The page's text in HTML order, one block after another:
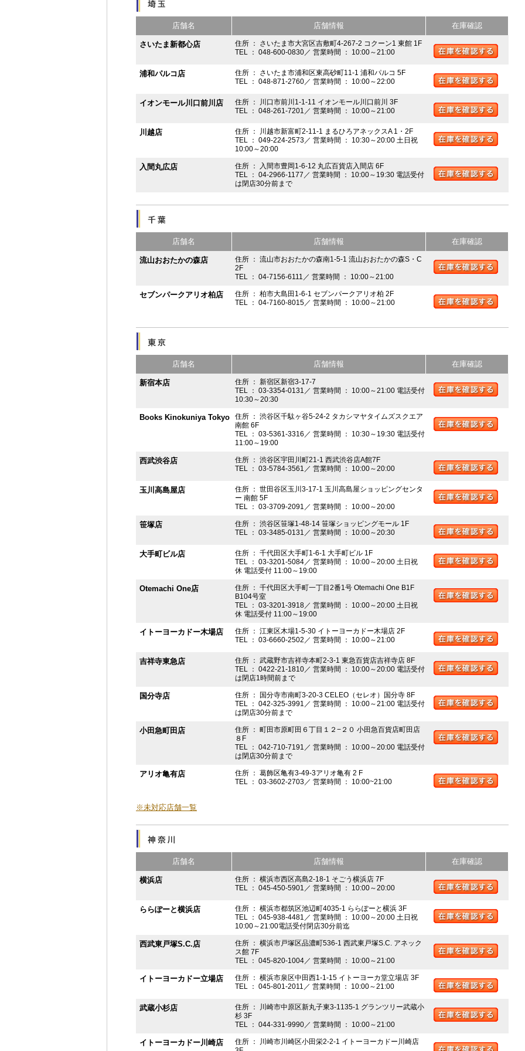
店舗名 店舗情報 在庫確認
さいたま新都心店
住所 ： さいたま市大宮区吉敷町4-267-2 コクーン1 東館 1F
TEL ： 048-600-0830／ 営業時間 ： 10:00～21:00
浦和パルコ店
住所 ： さいたま市浦和区東高砂町11-1 浦和パルコ 5F
TEL ： 048-871-2760／ 営業時間 ： 10:00～22:00
イオンモール川口前川店
住所 ： 川口市前川1-1-11 イオンモール川口前川 3F
TEL ： 048-261-7201／ 営業時間 ： 10:00～21:00
川越店
住所 ： 川越市新富町2-11-1 まるひろアネックスA 1・2F
TEL ： 049-224-2573／ 営業時間 ： 10:30～20:00 土日祝
10:00～20:00
入間丸広店
住所 ： 入間市豊岡1-6-12 丸広百貨店入間店 6F
TEL ： 04-2966-1177／ 営業時間 ： 10:00～19:30 電話受付
は閉店30分前まで
店舗名 店舗情報 在庫確認
流山おおたかの森店
住所 ： 流山市おおたかの森南1-5-1 流山おおたかの森S・C
2F
TEL ： 04-7156-6111／ 営業時間 ： 10:00～21:00
セブンパークアリオ柏店
住所 ： 柏市大島田1-6-1 セブンパークアリオ柏 2F
TEL ： 04-7160-8015／ 営業時間 ： 10:00～21:00
店舗名 店舗情報 在庫確認
新宿本店
住所 ： 新宿区新宿3-17-7
TEL ： 03-3354-0131／ 営業時間 ： 10:00～21:00 電話受付
10:30～20:30
Books Kinokuniya Tokyo
住所 ： 渋谷区千駄ヶ谷5-24-2 タカシマヤタイムズスクエア
南館 6F
TEL ： 03-5361-3316／ 営業時間 ： 10:30～19:30 電話受付
11:00～19:00
西武渋谷店
住所 ： 渋谷区宇田川町21-1 西武渋谷店A館7F
TEL ： 03-5784-3561／ 営業時間 ： 10:00～20:00
玉川高島屋店
住所 ： 世田谷区玉川3-17-1 玉川高島屋ショッピングセンタ
ー 南館 5F
TEL ： 03-3709-2091／ 営業時間 ： 10:00～20:00
笹塚店
住所 ： 渋谷区笹塚1-48-14 笹塚ショッピングモール 1F
TEL ： 03-3485-0131／ 営業時間 ： 10:00～20:30
大手町ビル店
住所 ： 千代田区大手町1-6-1 大手町ビル 1F
TEL ： 03-3201-5084／ 営業時間 ： 10:00～20:00 土日祝
休 電話受付 11:00～19:00
Otemachi One店
住所 ： 千代田区大手町一丁目2番1号 Otemachi One B1F
B104号室
TEL ： 03-3201-3918／ 営業時間 ： 10:00～20:00 土日祝
休 電話受付 11:00～19:00
イトーヨーカドー木場店
住所 ： 江東区木場1-5-30 イトーヨーカドー木場店 2F
TEL ： 03-6660-2502／ 営業時間 ： 10:00～21:00
吉祥寺東急店
住所 ： 武蔵野市吉祥寺本町2-3-1 東急百貨店吉祥寺店 8F
TEL ： 0422-21-1810／ 営業時間 ： 10:00～20:00 電話受付
は閉店1時間前まで
国分寺店
住所 ： 国分寺市南町3-20-3 CELEO（セレオ）国分寺 8F
TEL ： 042-325-3991／ 営業時間 ： 10:00～21:00 電話受付
は閉店30分前まで
小田急町田店
住所 ： 町田市原町田６丁目１２−２０ 小田急百貨店町田店
８F
TEL ： 042-710-7191／ 営業時間 ： 10:00～20:00 電話受付
は閉店30分前まで
アリオ亀有店
住所 ： 葛飾区亀有3-49-3アリオ亀有 2 F
TEL ： 03-3602-2703／ 営業時間 ： 10:00~21:00
※未対応店舗一覧
店舗名 店舗情報 在庫確認
横浜店
住所 ： 横浜市西区高島2-18-1 そごう横浜店 7F
TEL ： 045-450-5901／ 営業時間 ： 10:00～20:00
ららぽーと横浜店
住所 ： 横浜市都筑区池辺町4035-1 ららぽーと横浜 3F
TEL ： 045-938-4481／ 営業時間 ： 10:00～20:00 土日祝
10:00～21:00電話受付閉店30分前迄
西武東戸塚S.C.店
住所 ： 横浜市戸塚区品濃町536-1 西武東戸塚S.C. アネック
ス館 7F
TEL ： 045-820-1004／ 営業時間 ： 10:00～21:00
イトーヨーカドー立場店
住所 ： 横浜市泉区中田西1-1-15 イトーヨーカ堂立場店 3F
TEL ： 045-801-2011／ 営業時間 ： 10:00～21:00
武蔵小杉店
住所 ： 川崎市中原区新丸子東3-1135-1 グランツリー武蔵小
杉 3F
TEL ： 044-331-9990／ 営業時間 ： 10:00～21:00
イトーヨーカドー川崎店
住所 ： 川崎市川崎区小田栄2-2-1 イトーヨーカドー川崎店